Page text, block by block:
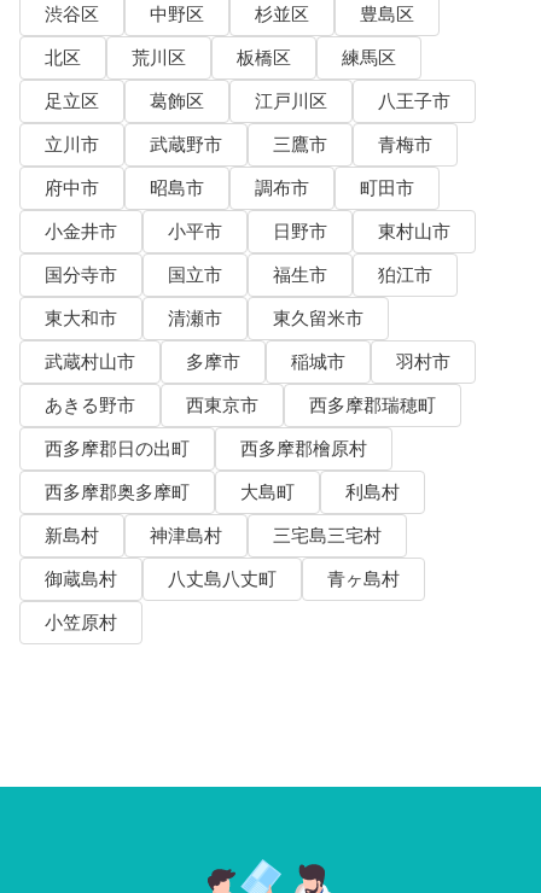
渋谷区
中野区 杉並区
豊島区
北区
荒川区 板橋区
練馬区
足立区
葛飾区 江戸川区
八王子市
立川市
武蔵野市 三鷹市
青梅市
府中市
昭島市 調布市
町田市
小金井市
小平市 日野市
東村山市
国分寺市
国立市 福生市
狛江市
東大和市
清瀬市
東久留米市
武蔵村山市
多摩市 稲城市
羽村市
あきる野市
西東京市
西多摩郡瑞穂町
西多摩郡日の出町
西多摩郡檜原村
西多摩郡奥多摩町
大島町
利島村
新島村
神津島村
三宅島三宅村
御蔵島村
八丈島八丈町
青ヶ島村
小笠原村